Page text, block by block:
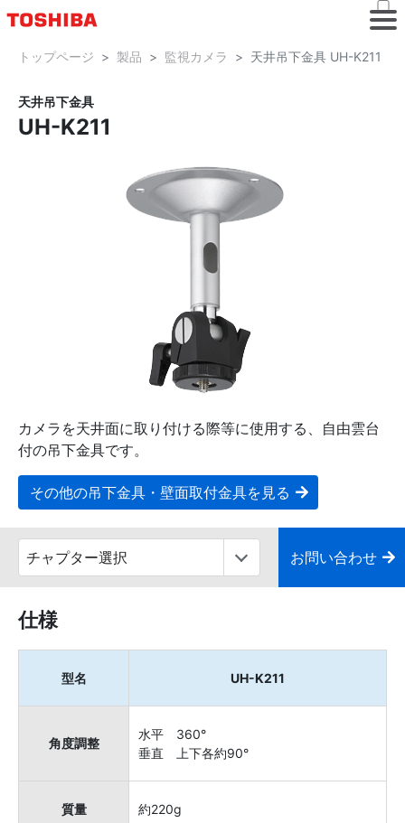
トップページ 製品 監視カメラ 天井吊下金具 UH-K211
天井吊下金具
UH-K211
カメラを天井面に取り付ける際等に使用する、自由雲台
付の吊下金具です。
その他の吊下金具・壁面取付金具を見る
お問い合わせ
仕様
型名 UH-K211
角度調整
水平 360°
垂直 上下各約90°
質量 約220g